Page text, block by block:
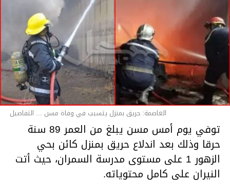
العاصمة: حريق بمنزل يتسبب في وفاة مسن ... التفاصيل
توفي يوم أمس مسن يبلغ من العمر 89 سنة
حرقا وذلك بعد اندلاع حريق بمنزل كائن بحي
الزهور 1 على مستوى مدرسة السمران، حيث أتت
النيران على كامل محتوياته.